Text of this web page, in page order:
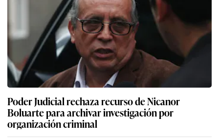
Poder Judicial rechaza recurso de Nicanor
Boluarte para archivar investigación por
organización criminal